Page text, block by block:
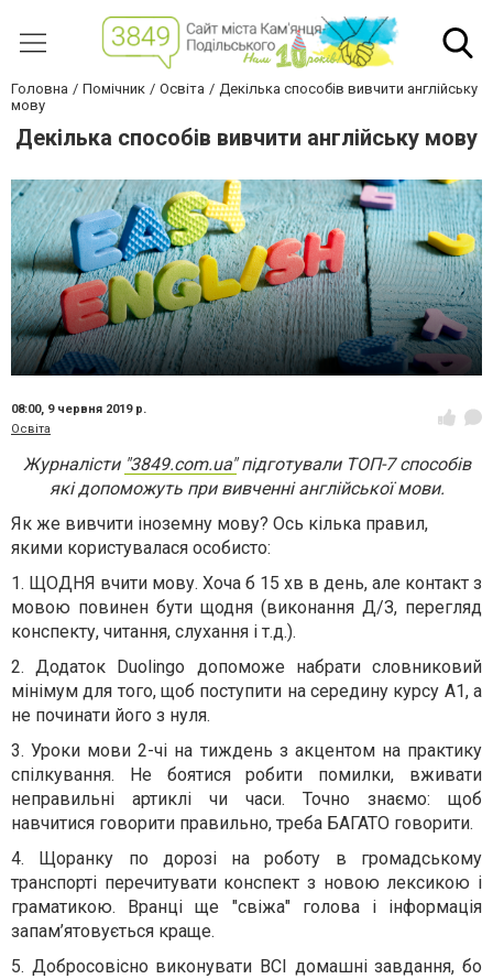
Головна Помічник Освіта
Декілька способів вивчити англійську
мову
Декілька способів вивчити англійську мову
08:00, 9 червня 2019 р.
Освіта
Журналісти "3849.com.ua"підготували ТОП-7 способів
які допоможуть при вивченні англійської мови.
Як же вивчити іноземну мову? Ось кілька правил,
якими користувалася особисто:
1. ЩОДНЯ вчити мову. Хоча б 15 хв в день, але контакт з
мовою повинен бути щодня (виконання Д/З, перегляд
конспекту, читання, слухання і т.д.).
2. Додаток Duolingo допоможе набрати словниковий
мінімум для того, щоб поступити на середину курсу А1, а
не починати його з нуля.
3. Уроки мови 2-чі на тиждень з акцентом на практику
спілкування. Не боятися робити помилки, вживати
неправильні артиклі чи часи. Точно знаємо: щоб
навчитися говорити правильно, треба БАГАТО говорити.
4. Щоранку по дорозі на роботу в громадському
транспорті перечитувати конспект з новою лексикою і
граматикою. Вранці ще "свіжа" голова і інформація
запам’ятовується краще.
5. Добросовісно виконувати ВСІ домашні завдання, бо